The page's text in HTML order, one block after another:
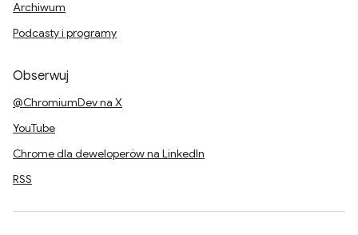
Archiwum
Podcasty i programy
Obserwuj
@ChromiumDev na X
YouTube
Chrome dla deweloperów na LinkedIn
RSS